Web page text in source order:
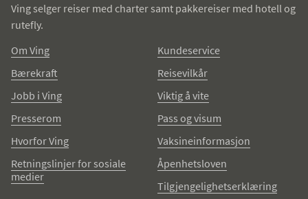
Ving selger reiser med charter samt pakkereiser med hotell og
rutefly.
Om Ving
Bærekraft
Jobb i Ving
Presserom
Hvorfor Ving
Retningslinjer for sosiale
medier
Kundeservice
Reisevilkår
Viktig å vite
Pass og visum
Vaksineinformasjon
Åpenhetsloven
Tilgjengelighetserklæring